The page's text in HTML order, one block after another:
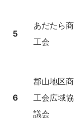
5
あだたら商
工会
6
郡山地区商
工会広域協
議会